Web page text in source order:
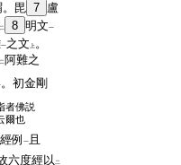
。毘 7 盧
二 8 明文一
一之文 上 。
二 阿難之
。初金剛
者佛説
爾也
例 一 且
六度經以 二